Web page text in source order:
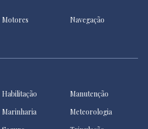
Motores
Navegação
Habilitação
Manutenção
Marinharia
Meteorologia